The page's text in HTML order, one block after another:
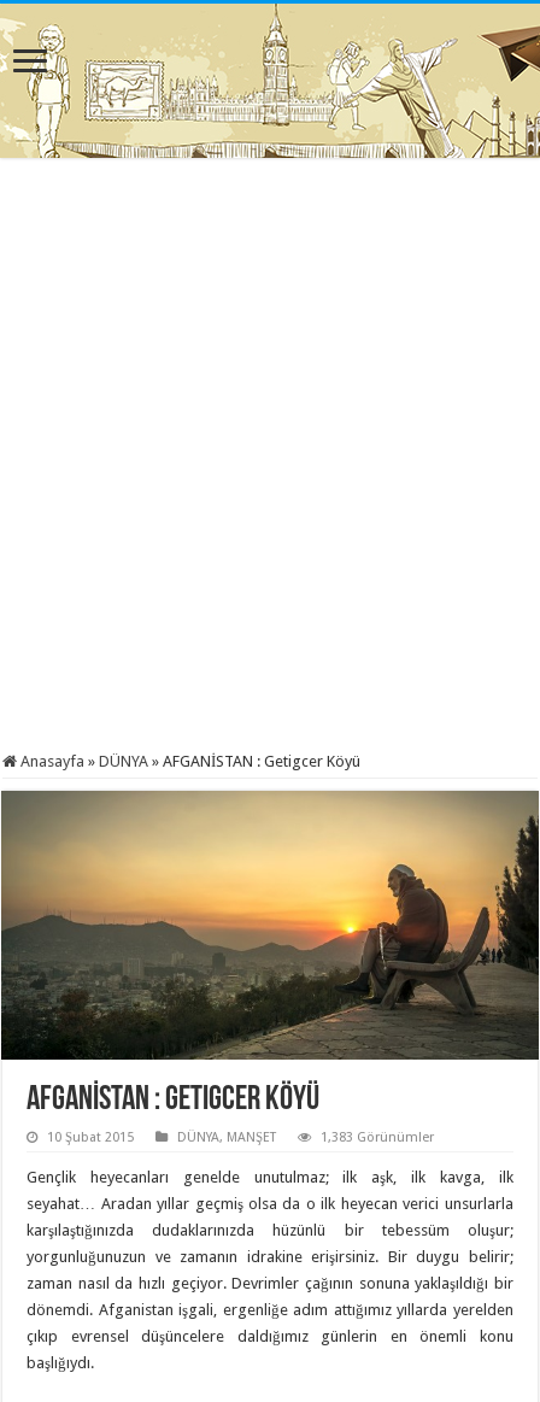
Anasayfa » DÜNYA » AFGANİSTAN : Getigcer Köyü
AFGANİSTAN : Getigcer Köyü
10 Şubat 2015 DÜNYA, MANŞET 1,383 Görünümler
Gençlik heyecanları genelde unutulmaz; ilk aşk, ilk kavga, ilk
seyahat… Aradan yıllar geçmiş olsa da o ilk heyecan verici unsurlarla
karşılaştığınızda dudaklarınızda hüzünlü bir tebessüm oluşur;
yorgunluğunuzun ve zamanın idrakine erişirsiniz. Bir duygu belirir;
zaman nasıl da hızlı geçiyor. Devrimler çağının sonuna yaklaşıldığı bir
dönemdi. Afganistan işgali, ergenliğe adım attığımız yıllarda yerelden
çıkıp evrensel düşüncelere daldığımız günlerin en önemli konu
başlığıydı.